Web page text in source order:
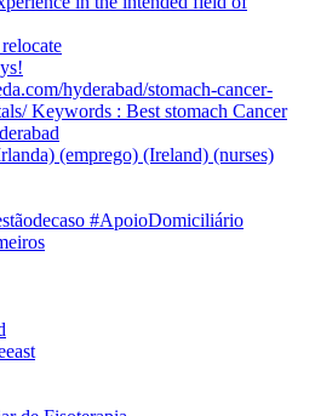
hyderabad/stomach-cancer-
Keywords : Best stomach Cancer
(emprego) (Ireland) (nurses)
#ApoioDomiciliário